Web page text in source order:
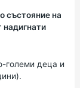
състояние на
надигнати
големи деца и